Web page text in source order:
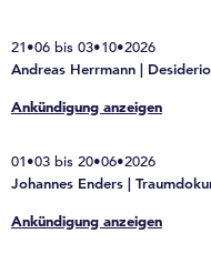
21•06 bis 03•10•2026
Andreas Herrmann |
Ankündigung anzeigen
01•03 bis 20•06•2026
Johannes Enders |
Ankündigung anzeigen